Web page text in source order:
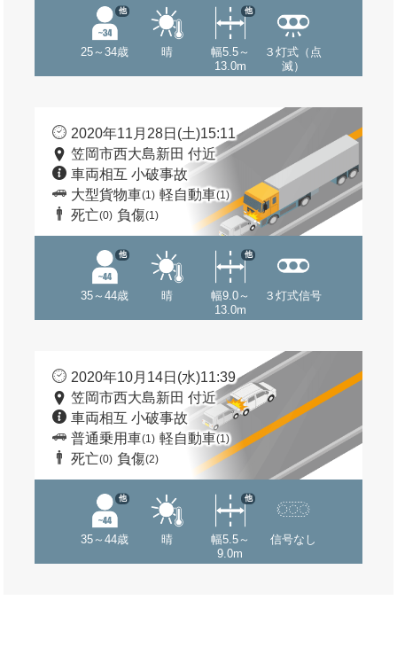
25～34歳
他
晴
幅5.5～
13.0m
他
３灯式（点
滅）
2020年11月28日(土)15:11
笠岡市西大島新田 付近
車両相互 小破事故
大型貨物車(1) 軽自動車(1)
死亡(0) 負傷(1)
35～44歳
他
晴
幅9.0～
13.0m
他
３灯式信号
2020年10月14日(水)11:39
笠岡市西大島新田 付近
車両相互 小破事故
普通乗用車(1) 軽自動車(1)
死亡(0) 負傷(2)
35～44歳
他
晴
幅5.5～
9.0m
他
信号なし